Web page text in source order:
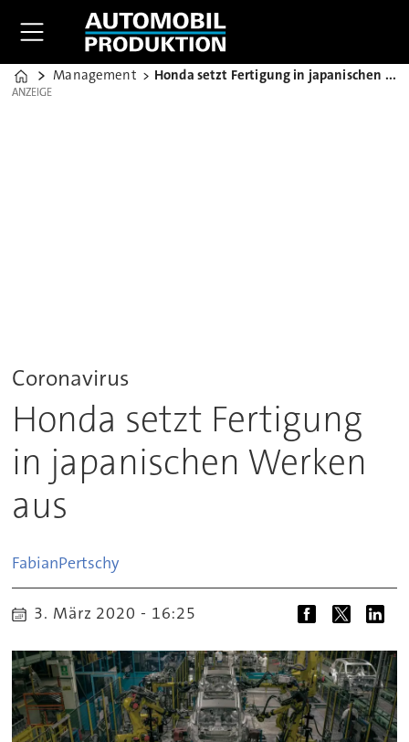
Home
Management Honda setzt Fertigung in japanischen Werken aus
ANZEIGE
ANZEIGE
Coronavirus
Honda setzt Fertigung
in japanischen Werken
aus
FabianPertschy
3. März 2020 - 16:25